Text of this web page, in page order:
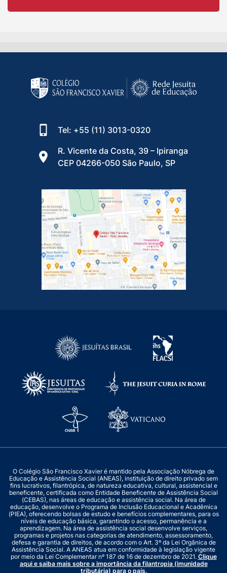
Tel: +55 (11) 3013-0320
R. Vicente da Costa, 39 – Ipiranga
CEP 04266-050 São Paulo, SP
O Colégio São Francisco Xavier é mantido pela Associação Nóbrega de
Educação e Assistência Social (ANEAS), instituição de direito privado sem
fins lucrativos, filantrópica, de natureza educativa, cultural, assistencial e
beneficente, certificada como Entidade Beneficente de Assistência Social
(CEBAS), nas áreas de educação e assistência social. Na área de
educação, desenvolve o Programa de Inclusão Educacional e Acadêmica
(PIEA), oferecendo bolsas de estudo e benefícios complementares, para os
níveis de educação básica, garantindo o acesso, permanência e a
aprendizagem. Na área de assistência social desenvolve serviços,
programas e projetos nas categorias de atendimento, assessoramento,
defesa e garantia de direitos, de acordo com o Art. 3º da Lei Orgânica de
Assistência Social. A ANEAS atua em conformidade à legislação vigente
por meio da Lei Complementar nº 187 de 16 de dezembro de 2021. Clique
aqui e saiba mais sobre a importância da filantropia (imunidade
tributária) para o país.